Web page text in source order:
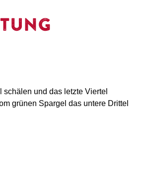
schälen und das letzte Viertel
grünen Spargel das untere Drittel